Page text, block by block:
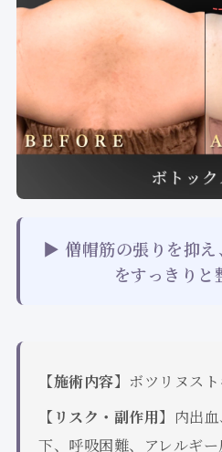
▶ 僧帽筋の張りを抑え
をすっきりと
【施術内容】 ボツリヌス
【リスク・副作用】 内出
下、呼吸困難、アレルギ